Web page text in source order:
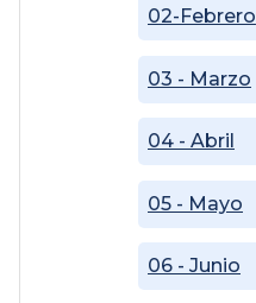
02-Febrero
03 - Marzo
04 - Abril
05 - Mayo
06 - Junio